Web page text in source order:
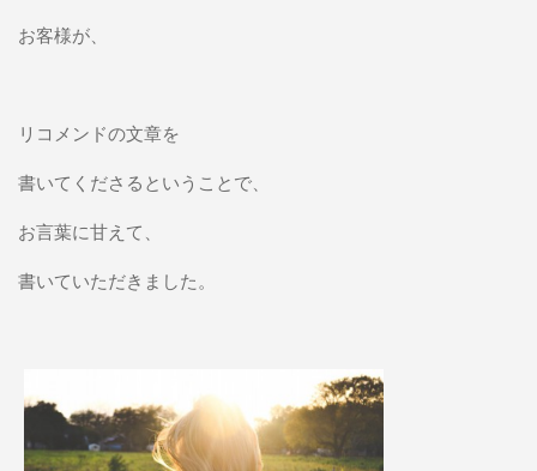
お客様が、
リコメンドの文章を
書いてくださるということで、
お言葉に甘えて、
書いていただきました。